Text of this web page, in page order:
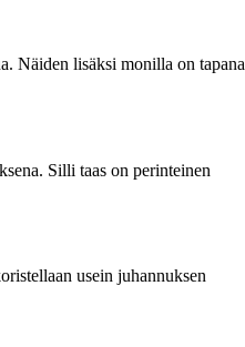
Näiden lisäksi monilla on tapana
Silli taas on perinteinen
usein juhannuksen